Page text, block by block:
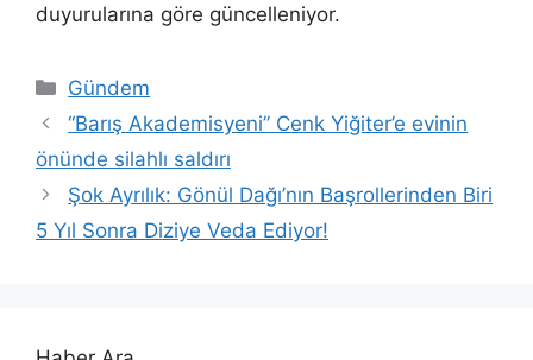
duyurularına göre güncelleniyor.
Kategoriler
Gündem
“Barış Akademisyeni” Cenk Yiğiter’e evinin
önünde silahlı saldırı
Şok Ayrılık: Gönül Dağı’nın Başrollerinden Biri
5 Yıl Sonra Diziye Veda Ediyor!